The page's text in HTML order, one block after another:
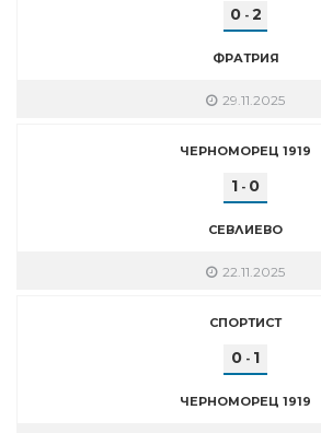
0- 2
ФРАТРИЯ
29.11.2025
ЧЕРНОМОРЕЦ 1919
1 - 0
СЕВЛИЕВО
22.11.2025
СПОРТИСТ
0 - 1
ЧЕРНОМОРЕЦ 1919